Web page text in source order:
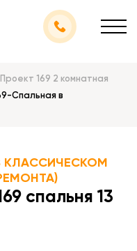
Проект 169 2 комнатная
Спальная в
КЛАССИЧЕСКОМ
спальня 13